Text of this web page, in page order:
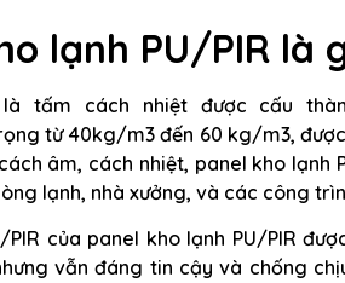
lạnh PU/PIR là
là tấm cách nhiệt được cấu
từ 40kg/m3 đến 60 kg/m3,
âm, cách nhiệt, panel kho
lạnh, nhà xưởng, và các công
của panel kho lạnh PU/PIR
vẫn đáng tin cậy và chống